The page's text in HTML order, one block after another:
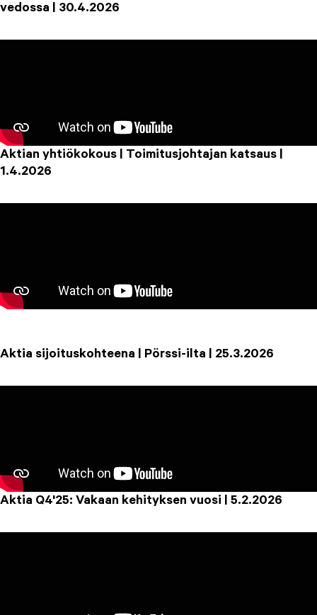
vedossa | 30.4.2026
Aktian yhtiökokous | Toimitusjohtajan katsaus |
1.4.2026
Aktia sijoituskohteena | Pörssi-ilta | 25.3.2026
Aktia Q4'25: Vakaan kehityksen vuosi | 5.2.2026